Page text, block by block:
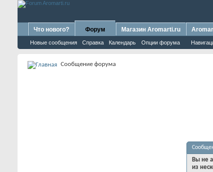
Что нового? Форум
Новые сообщения Справка Календарь Опции форума
Магазин Aromarti.ru
Сообщение форума
Вы не
из